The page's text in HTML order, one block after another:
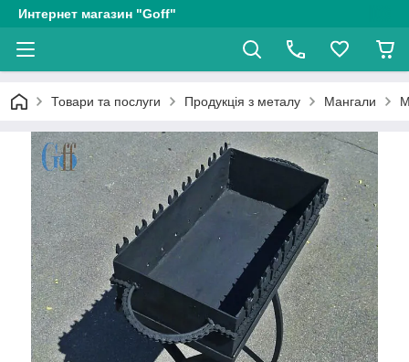
Интернет магазин "Goff"
Товари та послуги Продукція з металу Мангали